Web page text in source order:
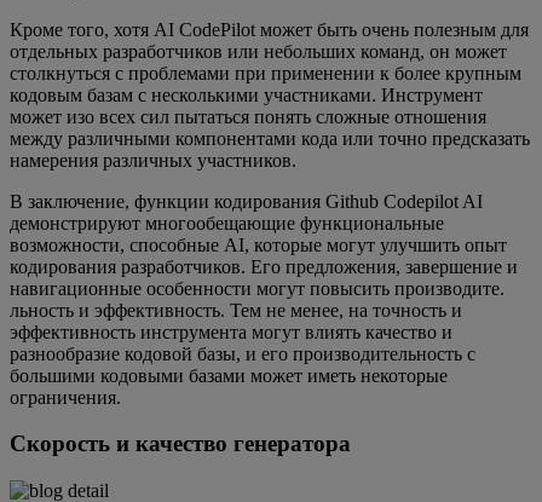
Кроме того, хотя AI CodePilot может быть очень полезным для
отдельных разработчиков или небольших команд, он может
столкнуться с проблемами при применении к более крупным
кодовым базам с несколькими участниками. Инструмент
может изо всех сил пытаться понять сложные отношения
между различными компонентами кода или точно предсказать
намерения различных участников.
В заключение, функции кодирования Github Codepilot AI
демонстрируют многообещающие функциональные
возможности, способные AI, которые могут улучшить опыт
кодирования разработчиков. Его предложения, завершение и
навигационные особенности могут повысить производите.
льность и эффективность. Тем не менее, на точность и
эффективность инструмента могут влиять качество и
разнообразие кодовой базы, и его производительность с
большими кодовыми базами может иметь некоторые
ограничения.
Скорость и качество генератора